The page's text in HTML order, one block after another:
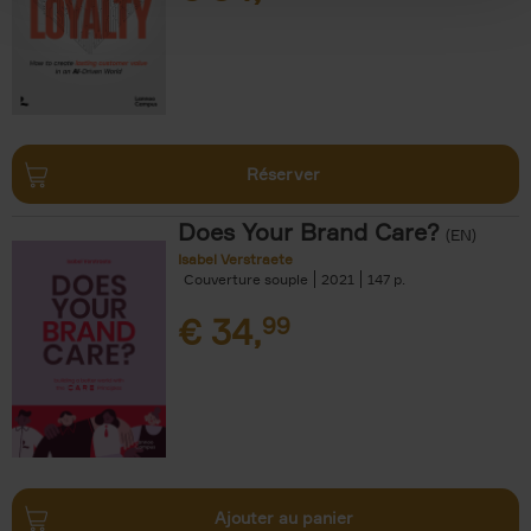
Réserver
Does Your Brand Care? (EN)
Isabel Verstraete
Couverture souple
2021 147
€ 34,99
Ajouter au panier